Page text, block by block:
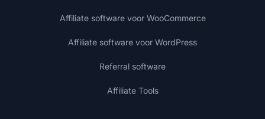
Affiliate software voor WooCommerce
Affiliate software voor WordPress
Referral software
Affiliate Tools